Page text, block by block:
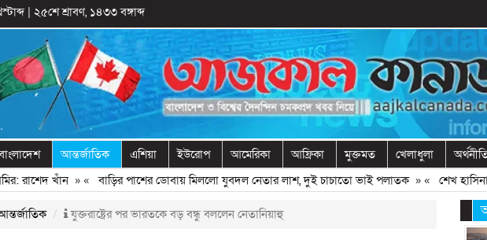
| ২৫শে শ্রাবণ, ১৪৩৩ বঙ্গাব্দ
আন্তর্জাতিক এশিয়া ইউরোপ আমেরিকা আফ্রিকা মুক্তমত খেলাধুলা
খাঁন» « বাড়ির পাশের ডোবায় মিললো যুবদল নেতার লাশ, দুই চাচাতো ভাই পলাতক» « শেখ হাসিনাকে
যুক্তরাষ্ট্রের পর ভারতকে বড় বন্ধু বললেন নেতানিয়াহু